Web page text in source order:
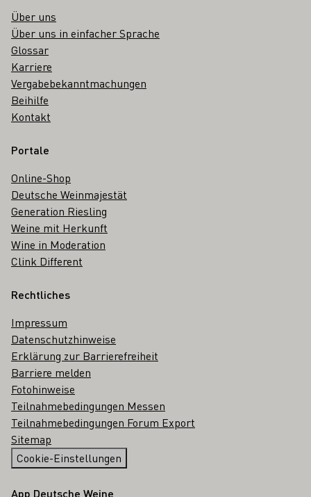
Über uns
Über uns in einfacher Sprache
Glossar
Karriere
Vergabebekanntmachungen
Beihilfe
Kontakt
Portale
Online-Shop
Deutsche Weinmajestät
Generation Riesling
Weine mit Herkunft
Wine in Moderation
Clink Different
Rechtliches
Impressum
Datenschutzhinweise
Erklärung zur Barrierefreiheit
Barriere melden
Fotohinweise
Teilnahmebedingungen Messen
Teilnahmebedingungen Forum Export
Sitemap
Cookie-Einstellungen
App Deutsche Weine